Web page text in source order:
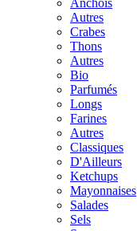
Anchois
Autres
Crabes
Thons
Autres
Bio
Parfumés
Longs
Farines
Autres
Classiques
D'Ailleurs
Ketchups
Mayonnaises
Salades
Sels